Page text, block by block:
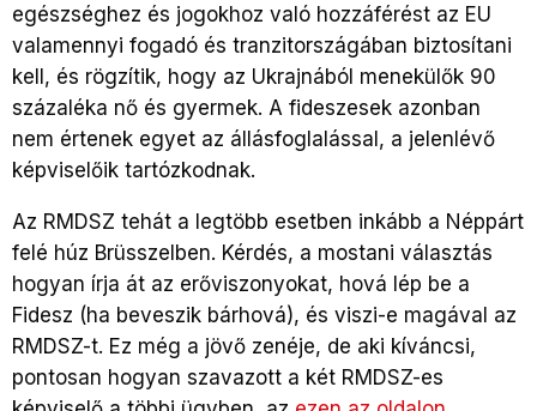
egészséghez és jogokhoz való hozzáférést az EU
valamennyi fogadó és tranzitországában biztosítani
kell, és rögzítik, hogy az Ukrajnából menekülők 90
százaléka nő és gyermek. A fideszesek azonban
nem értenek egyet az állásfoglalással, a jelenlévő
képviselőik tartózkodnak.
Az RMDSZ tehát a legtöbb esetben inkább a Néppárt
felé húz Brüsszelben. Kérdés, a mostani választás
hogyan írja át az erőviszonyokat, hová lép be a
Fidesz (ha beveszik bárhová), és viszi-e magával az
RMDSZ-t. Ez még a jövő zenéje, de aki kíváncsi,
pontosan hogyan szavazott a két RMDSZ-es